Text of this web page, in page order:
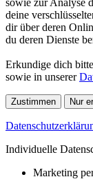
sowie zur Analyse
deine
dir über deren
du deren Dienste
Erkundige dich
sowie in unserer
Zustimmen Nur
Individuelle
Marketing